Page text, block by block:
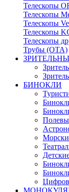
Телескопы
Телескопы
Телескопы
Телескопы
Телескопы
Трубы (ОТА)
БИНОКЛИ